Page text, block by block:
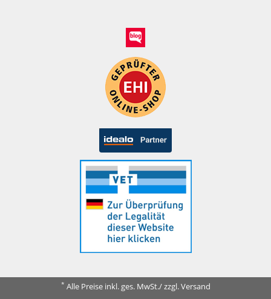
* Alle Preise inkl. ges. MwSt./ zzgl. Versand